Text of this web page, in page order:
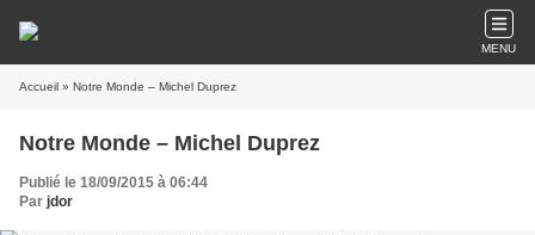
MENU
Accueil » Notre Monde – Michel Duprez
Notre Monde – Michel Duprez
Publié le 18/09/2015 à 06:44
Par jdor